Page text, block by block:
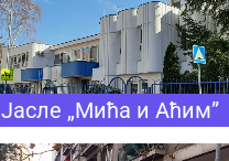
Јасле „Мића и Аћим”